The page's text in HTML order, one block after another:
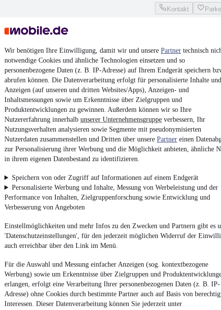
Wir benötigen Ihre Einwilligung, damit wir und unsere Partner technisch
notwendige Cookies und ähnliche Technologien einsetzen und so
personenbezogene Daten (z. B. IP-Adresse) auf Ihrem Endgerät speichern
abrufen können. Die Datenverarbeitung erfolgt für personalisierte Inhalte und
Anzeigen (auf unseren und dritten Websites/Apps), Anzeigen- und
Inhaltsmessungen sowie um Erkenntnisse über Zielgruppen und
Produktentwicklungen zu gewinnen. Außerdem können wir so Ihre
Nutzererfahrung innerhalb unserer Unternehmensgruppe verbessern, Ihr
Nutzungsverhalten analysieren sowie Segmente mit pseudonymisierten
Nutzerdaten zusammenstellen und Dritten über unsere Partner einen
zur Personalisierung ihrer Werbung und die Möglichkeit anbieten, ähnliche
in ihrem eigenen Datenbestand zu identifizieren.
Speichern von oder Zugriff auf Informationen auf einem Endgerät
Personalisierte Werbung und Inhalte, Messung von Werbeleistung und der
Performance von Inhalten, Zielgruppenforschung sowie Entwicklung und
Verbesserung von Angeboten
Einstellmöglichkeiten und mehr Infos zu den Zwecken und Partnern gibt es
'Datenschutzeinstellungen', für den jederzeit möglichen Widerruf der
auch erreichbar über den Link im Menü.
Für die Auswahl und Messung einfacher Anzeigen (sog. kontextbezogene
Werbung) sowie um Erkenntnisse über Zielgruppen und
erlangen, erfolgt eine Verarbeitung Ihrer personenbezogenen Daten (z. B. IP-
Adresse) ohne Cookies durch bestimmte Partner auch auf Basis von
Interessen. Dieser Datenverarbeitung können Sie jederzeit unter
Kontakt
¹MwSt. ausweisbar
4.6 Sterne
Nutze mobile.de schnell und einfach
App installieren
Impressum
AGB
Vertrag widerrufen
Datenschutz
Datenschutzeinstellungen
Erklärung zur Barrierefreiheit
Powered by
VonAudi GebrauchtwagenüberAudi Leasing: Autos bei
mobile.de finden